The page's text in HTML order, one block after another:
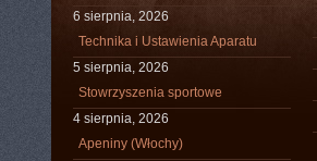
6 sierpnia, 2026
Technika i Ustawienia Aparatu
5 sierpnia, 2026
Stowrzyszenia sportowe
4 sierpnia, 2026
Apeniny (Włochy)